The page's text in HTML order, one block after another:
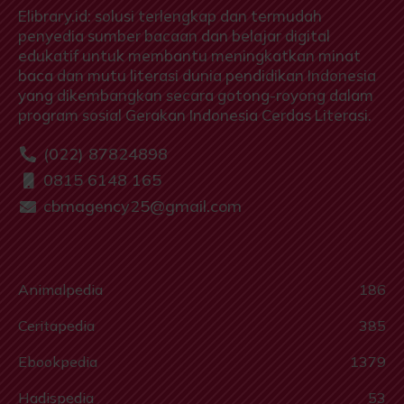
Elibrary.id: solusi terlengkap dan termudah
penyedia sumber bacaan dan belajar digital
edukatif untuk membantu meningkatkan minat
baca dan mutu literasi dunia pendidikan Indonesia
yang dikembangkan secara gotong-royong dalam
program sosial Gerakan Indonesia Cerdas Literasi.
(022) 87824898
0815 6148 165
cbmagency25@gmail.com
Animalpedia
186
Ceritapedia
385
Ebookpedia
1379
Hadispedia
53